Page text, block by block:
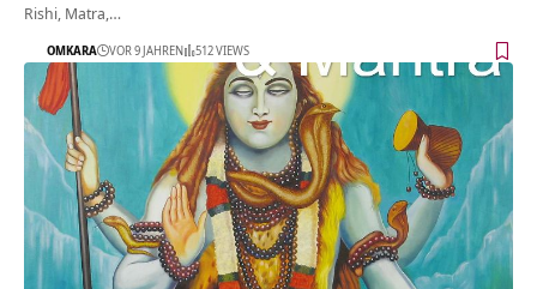
Rishi, Matra,…
OMKARA VOR 9 JAHREN 512 VIEWS